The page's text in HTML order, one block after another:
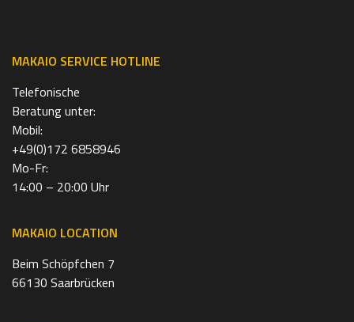
MAKAIO SERVICE HOTLINE
Telefonische
Beratung unter:
Mobil:
+49(0)172 6858946
Mo-Fr:
14:00 – 20:00 Uhr
MAKAIO LOCATION
Beim Schöpfchen 7
66130 Saarbrücken